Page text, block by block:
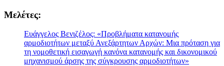
Μελέτες:
Ευάγγελος Βενιζέλος: «Προβλήματα κατανομής
αρμοδιοτήτων μεταξύ Ανεξάρτητων Αρχών: Μια πρόταση για
τη νομοθετική εισαγωγή κανόνα κατανομής και δικονομικού
μηχανισμού άρσης της σύγκρουσης αρμοδιοτήτων»